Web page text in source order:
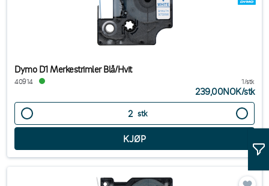
Dymo D1 Merkestrimler Blå/Hvit
40914 1/stk
239,00NOK/stk
stk